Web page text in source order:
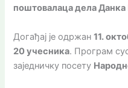
поштовалаца дела
Догађај је одржан11.
20 учесника. Програм
заједничку посету